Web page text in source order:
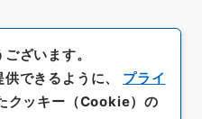
ざいます。
できるように、 プライ
クッキー（Cookie）の